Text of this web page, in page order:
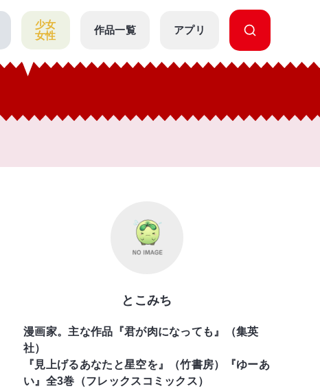
少女
女性
作品一覧 アプリ
とこみち
漫画家。主な作品『君が肉になっても』（集英
社）
『見上げるあなたと星空を』（竹書房）『ゆーあ
い』全3巻（フレックスコミックス）